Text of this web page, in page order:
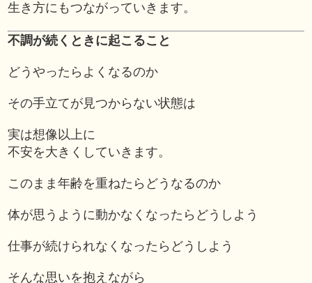
生き方にもつながっていきます。
不調が続くときに起こること
どうやったらよくなるのか
その手立てが見つからない状態は
実は想像以上に
不安を大きくしていきます。
このまま年齢を重ねたらどうなるのか
体が思うように動かなくなったらどうしよう
仕事が続けられなくなったらどうしよう
そんな思いを抱えながら